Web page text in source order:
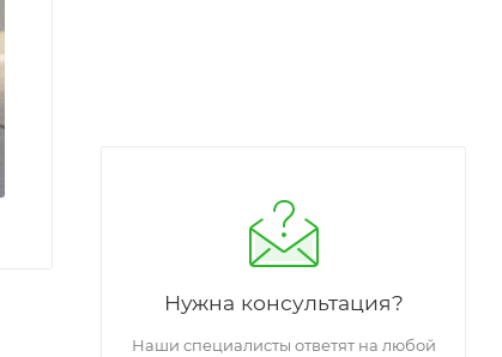
Нужна консультация?
Наши специалисты ответят на любой